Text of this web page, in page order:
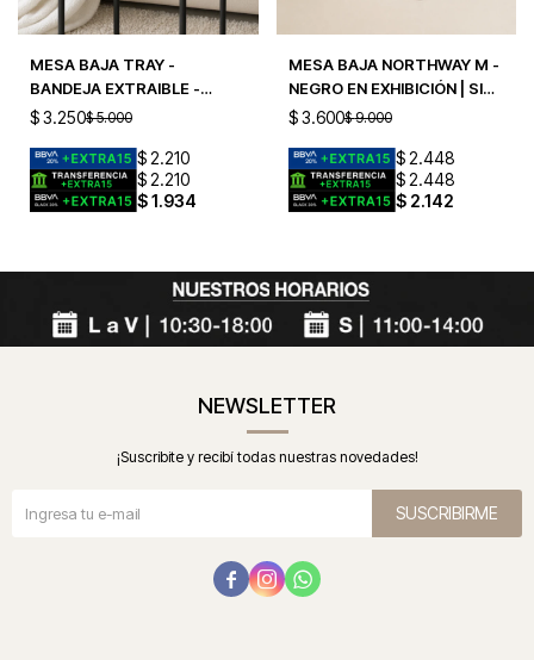
MESA BAJA TRAY -
BANDEJA EXTRAIBLE -
CHICA - NEGRO
$3.250$ 5.000
$ 2.210
$ 2.210
$1.934
MESA BAJA NORTHWAY M -
NEGRO EN EXHIBICIÓN | SIN
CAMBIO
$ 3.600$ 9.000
$ 2.448
$ 2.448
$ 2.142
NEWSLETTER
¡Suscribite y recibí todas nuestras novedades!
SUSCRIBIRME
  